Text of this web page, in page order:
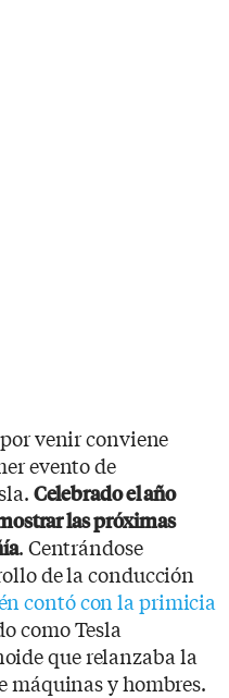
venir conviene
evento de
Celebrado el año
las próximas
. Centrándose
de la conducción
contó con la primicia
como Tesla
que relanzaba la
máquinas y hombres.